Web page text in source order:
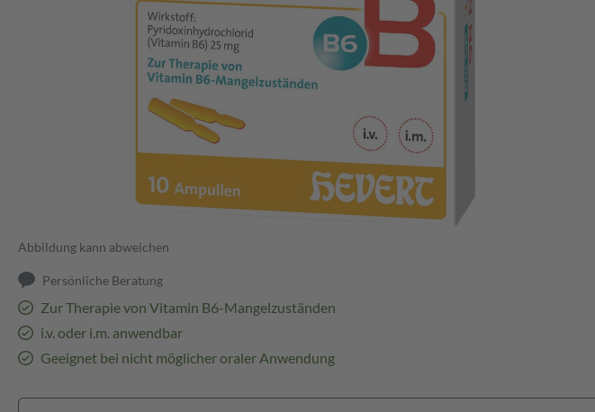
Abbildung kann abweichen
Persönliche Beratung
Zur Therapie von Vitamin B6-Mangelzuständen
i.v. oder i.m. anwendbar
Geeignet bei nicht möglicher oraler Anwendung